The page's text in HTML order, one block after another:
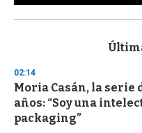
s
d
s
o
f
3
02:14
Moria Casán, la serie
años: “Soy una
packaging”